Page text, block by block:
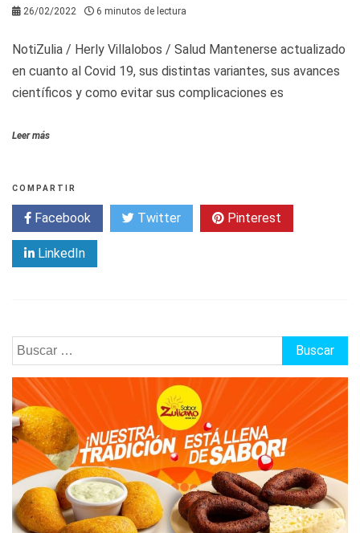
26/02/2022 6 minutos de lectura
NotiZulia / Herly Villalobos / Salud Mantenerse actualizado
en cuanto al Covid 19, sus distintas variantes, sus avances
científicos y como evitar sus complicaciones es
Leer más
COMPARTIR
Facebook Twitter Pinterest
LinkedIn
Buscar: